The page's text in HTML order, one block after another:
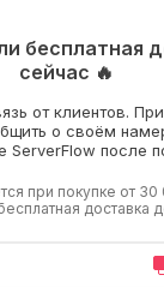
бесплатная
сейчас 🔥
от клиентов.
о своём
ServerFlow после
при покупке от